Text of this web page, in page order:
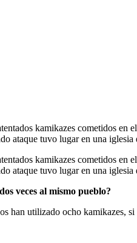
kamikazes cometidos
ataque tuvo lugar en una
kamikazes cometidos
ataque tuvo lugar en una
veces al mismo pueblo?
han utilizado ocho kamikazes,